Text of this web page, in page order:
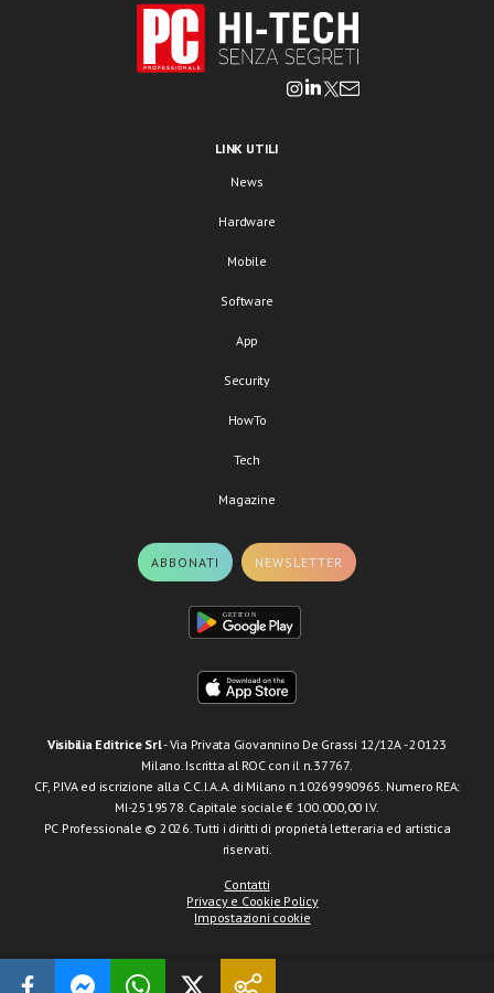
LINK UTILI
News
Hardware
Mobile
Software
App
Security
HowTo
Tech
Magazine
ABBONATI NEWSLETTER
Visibilia Editrice Srl- Via Privata Giovannino De Grassi 12/12A - 20123
Milano. Iscritta al ROC con il n.37767.
CF, P.IVA ed iscrizione alla C.C.I.A.A. di Milano n.10269990965. Numero REA:
MI-2519578. Capitale sociale € 100.000,00 I.V.
PC Professionale © 2026. Tutti i diritti di proprietà letteraria ed artistica
riservati.
Contatti
Privacy e Cookie Policy
Impostazioni cookie